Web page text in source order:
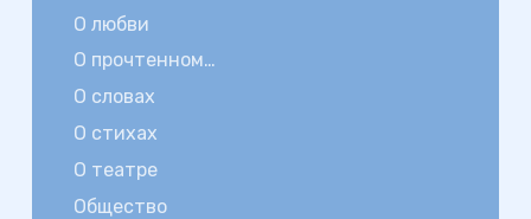
О любви
О прочтенном…
О словах
О стихах
О театре
Общество